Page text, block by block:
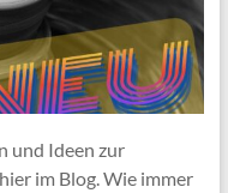
und Ideen zur
im Blog. Wie immer